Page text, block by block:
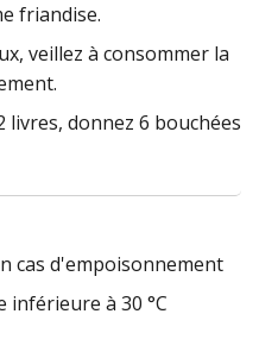
friandise.
veillez à consommer la
livres, donnez 6 bouchées
cas d'empoisonnement
à 30 °C